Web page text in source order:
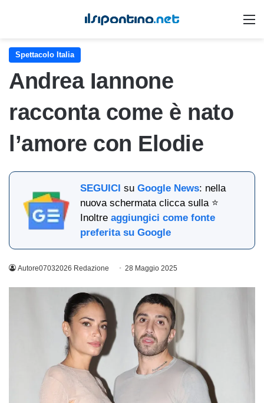
Spettacolo Italia
Andrea Iannone
racconta come è nato
l’amore con Elodie
SEGUICI suGoogle News: nella
nuova schermata clicca sulla ⭐
Inoltreaggiungici come fonte
preferita su Google
Autore07032026 Redazione 28 Maggio 2025